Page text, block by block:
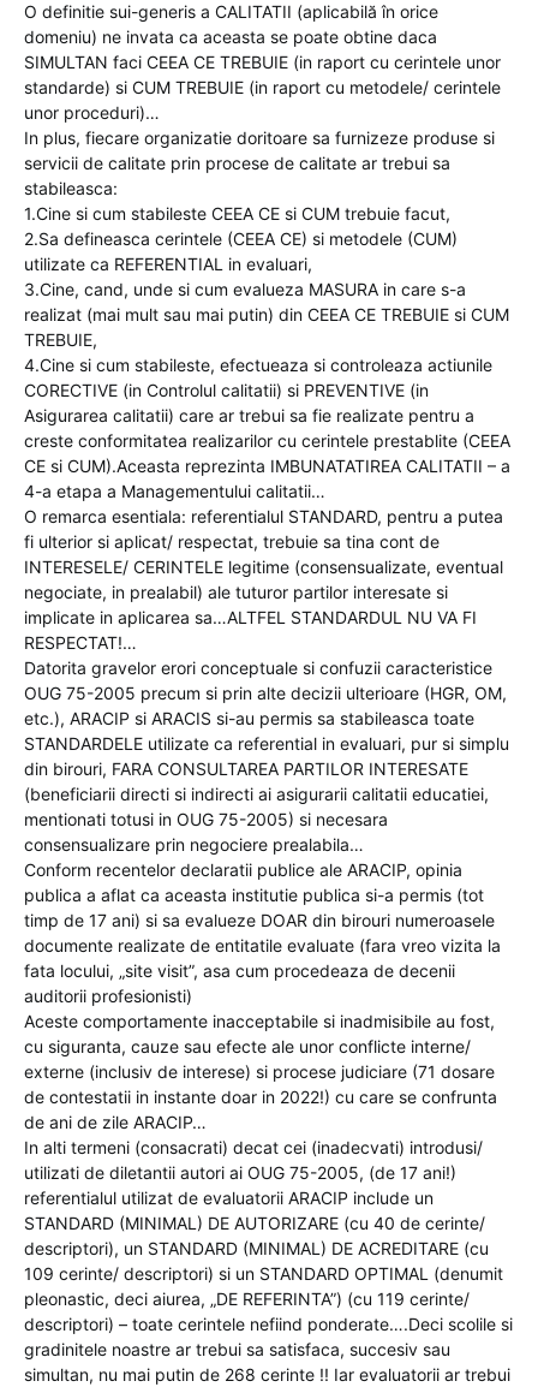
O definitie sui-generis a CALITATII (aplicabilă în orice
domeniu) ne invata ca aceasta se poate obtine daca
SIMULTAN faci CEEA CE TREBUIE (in raport cu cerintele unor
standarde) si CUM TREBUIE (in raport cu metodele/ cerintele
unor proceduri)…
In plus, fiecare organizatie doritoare sa furnizeze produse si
servicii de calitate prin procese de calitate ar trebui sa
stabileasca:
1.Cine si cum stabileste CEEA CE si CUM trebuie facut,
2.Sa defineasca cerintele (CEEA CE) si metodele (CUM)
utilizate ca REFERENTIAL in evaluari,
3.Cine, cand, unde si cum evalueza MASURA in care s-a
realizat (mai mult sau mai putin) din CEEA CE TREBUIE si CUM
TREBUIE,
4.Cine si cum stabileste, efectueaza si controleaza actiunile
CORECTIVE (in Controlul calitatii) si PREVENTIVE (in
Asigurarea calitatii) care ar trebui sa fie realizate pentru a
creste conformitatea realizarilor cu cerintele prestablite (CEEA
CE si CUM).Aceasta reprezinta IMBUNATATIREA CALITATII – a
4-a etapa a Managementului calitatii…
O remarca esentiala: referentialul STANDARD, pentru a putea
fi ulterior si aplicat/ respectat, trebuie sa tina cont de
INTERESELE/ CERINTELE legitime (consensualizate, eventual
negociate, in prealabil) ale tuturor partilor interesate si
implicate in aplicarea sa…ALTFEL STANDARDUL NU VA FI
RESPECTAT!…
Datorita gravelor erori conceptuale si confuzii caracteristice
OUG 75-2005 precum si prin alte decizii ulterioare (HGR, OM,
etc.), ARACIP si ARACIS si-au permis sa stabileasca toate
STANDARDELE utilizate ca referential in evaluari, pur si simplu
din birouri, FARA CONSULTAREA PARTILOR INTERESATE
(beneficiarii directi si indirecti ai asigurarii calitatii educatiei,
mentionati totusi in OUG 75-2005) si necesara
consensualizare prin negociere prealabila…
Conform recentelor declaratii publice ale ARACIP, opinia
publica a aflat ca aceasta institutie publica si-a permis (tot
timp de 17 ani) si sa evalueze DOAR din birouri numeroasele
documente realizate de entitatile evaluate (fara vreo vizita la
fata locului, „site visit”, asa cum procedeaza de decenii
auditorii profesionisti)
Aceste comportamente inacceptabile si inadmisibile au fost,
cu siguranta, cauze sau efecte ale unor conflicte interne/
externe (inclusiv de interese) si procese judiciare (71 dosare
de contestatii in instante doar in 2022!) cu care se confrunta
de ani de zile ARACIP…
In alti termeni (consacrati) decat cei (inadecvati) introdusi/
utilizati de diletantii autori ai OUG 75-2005, (de 17 ani!)
referentialul utilizat de evaluatorii ARACIP include un
STANDARD (MINIMAL) DE AUTORIZARE (cu 40 de cerinte/
descriptori), un STANDARD (MINIMAL) DE ACREDITARE (cu
109 cerinte/ descriptori) si un STANDARD OPTIMAL (denumit
pleonastic, deci aiurea, „DE REFERINTA”) (cu 119 cerinte/
descriptori) – toate cerintele nefiind ponderate….Deci scolile si
gradinitele noastre ar trebui sa satisfaca, succesiv sau
simultan, nu mai putin de 268 cerinte !! Iar evaluatorii ar trebui